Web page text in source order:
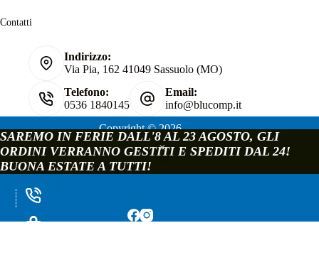
SAREMO IN FERIE DALL'8 AL 23 AGOSTO, GLI
ORDINI VERRANNO GESTITI E SPEDITI DAL 24!
BUONA ESTATE A TUTTI!
Contatti
Indirizzo:
Via Pia, 162 41049 Sassuolo (MO)
Telefono:
0536 1840145
Email:
info@blucomp.it
Copyright © 2026
Blucomp Snc di Padovani Matteo e c.
P.IVA e C.F. 02241070362
Via Pia, 162 - 41049 Sassuolo - Modena